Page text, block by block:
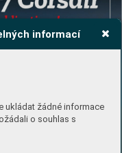
informací
ukládat žádné informace
o souhlas s